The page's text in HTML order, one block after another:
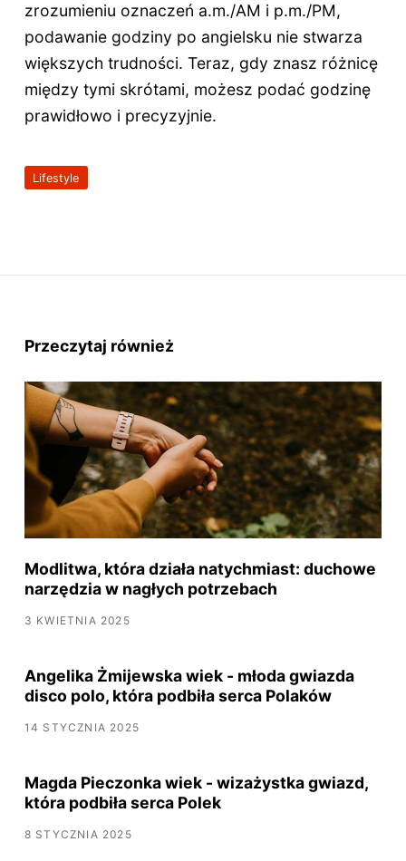
zrozumieniu oznaczeń a.m./AM i p.m./PM,
podawanie godziny po angielsku nie stwarza
większych trudności. Teraz, gdy znasz różnicę
między tymi skrótami, możesz podać godzinę
prawidłowo i precyzyjnie.
Lifestyle
Przeczytaj również
Modlitwa, która działa natychmiast: duchowe
narzędzia w nagłych potrzebach
3 KWIETNIA 2025
Angelika Żmijewska wiek - młoda gwiazda
disco polo, która podbiła serca Polaków
14 STYCZNIA 2025
Magda Pieczonka wiek - wizażystka gwiazd,
która podbiła serca Polek
8 STYCZNIA 2025